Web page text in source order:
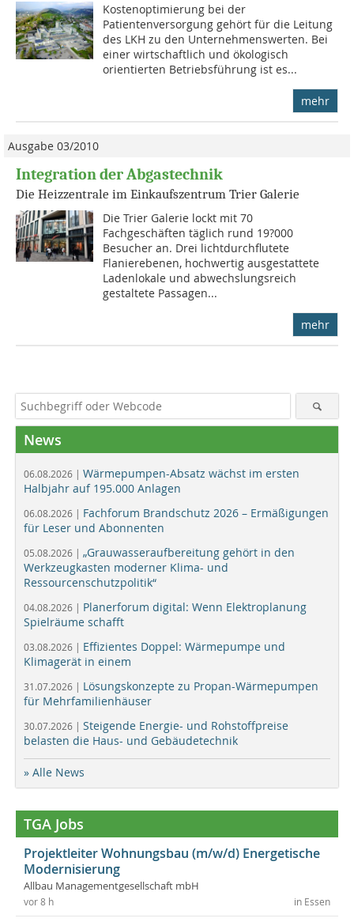
Kostenoptimierung bei der
Patientenversorgung gehört für die Leitung
des LKH zu den Unternehmenswerten. Bei
einer wirtschaftlich und ökologisch
orientierten Betriebsführung ist es...
mehr
Ausgabe 03/2010
Integration der Abgastechnik
Die Heizzentrale im Einkaufszentrum Trier Galerie
Die Trier Galerie lockt mit 70
Fachgeschäften täglich rund 19?000
Besucher an. Drei lichtdurchflutete
Flanierebenen, hochwertig ausgestattete
Ladenlokale und abwechslungsreich
gestaltete Passagen...
mehr
News
06.08.2026 | Wärmepumpen-Absatz wächst im ersten
Halbjahr auf 195.000 Anlagen
06.08.2026 | Fachforum Brandschutz 2026 – Ermäßigungen
für Leser und Abonnenten
05.08.2026 | „Grauwasseraufbereitung gehört in den
Werkzeugkasten moderner Klima- und
Ressourcenschutzpolitik“
04.08.2026 | Planerforum digital: Wenn Elektroplanung
Spielräume schafft
03.08.2026 | Effizientes Doppel: Wärmepumpe und
Klimagerät in einem
31.07.2026 | Lösungskonzepte zu Propan-Wärmepumpen
für Mehrfamilienhäuser
30.07.2026 | Steigende Energie- und Rohstoffpreise
belasten die Haus- und Gebäudetechnik
» Alle News
TGA Jobs
Projektleiter Wohnungsbau (m/w/d) Energetische
Modernisierung
Allbau Managementgesellschaft mbH
in Essen
vor 8 h